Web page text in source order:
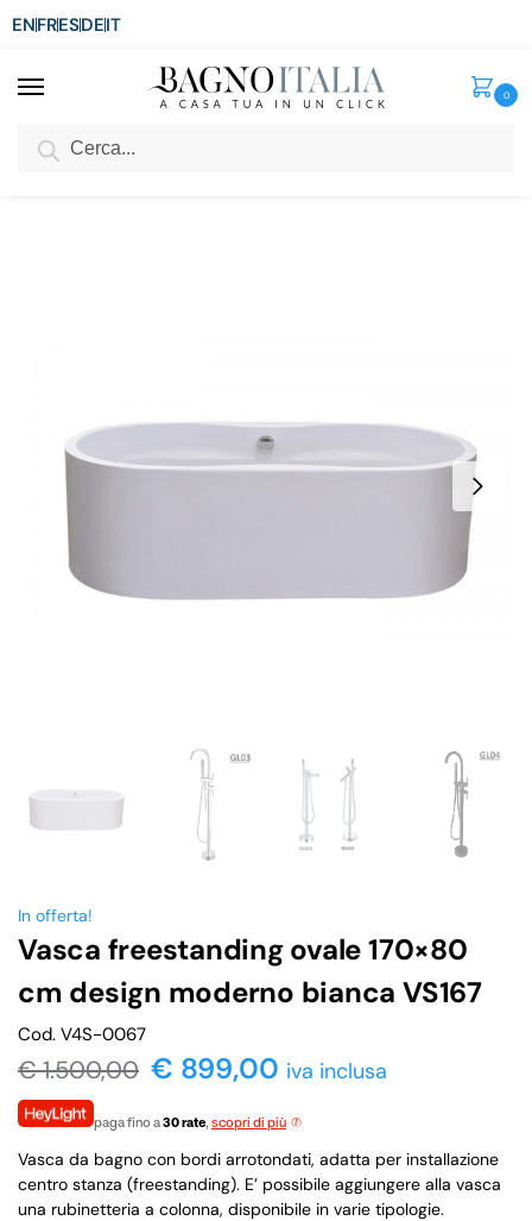
ENFRESDEIT
0
SCONTO del 3%
In offerta!
Vasca freestanding ovale 170×80
cm design moderno bianca VS167
Cod. V4S-0067
€1.500,00 € 899,00 iva inclusa
paga fino a30 rate, scopri di più
Vasca da bagno con bordi arrotondati, adatta per installazione
centro stanza (freestanding). E’ possibile aggiungere alla vasca
una rubinetteria a colonna, disponibile in varie tipologie.